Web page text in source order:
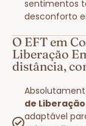
sentimentos
desconforto
O EFT em
Liberação
distância,
de
adaptável